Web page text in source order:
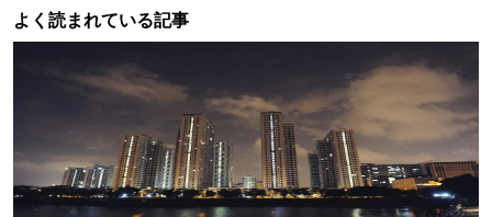
よく読まれている記事